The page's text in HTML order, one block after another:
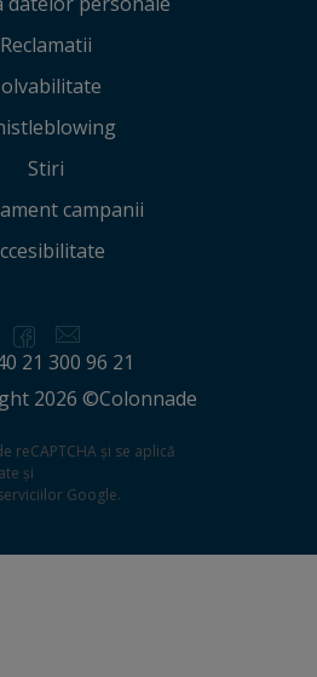
Reclamatii
Stiri
campanii
2026 ©Colonnade
21 300 96 21
reCAPTCHA și se aplică
și
Google.